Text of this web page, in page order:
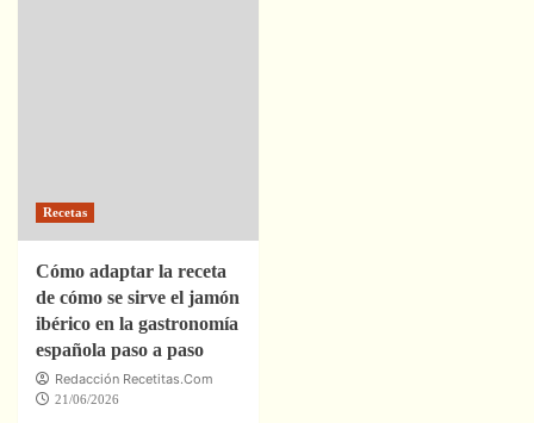
Recetas
Cómo adaptar la receta
de cómo se sirve el jamón
ibérico en la gastronomía
española paso a paso
Redacción Recetitas.Com
21/06/2026